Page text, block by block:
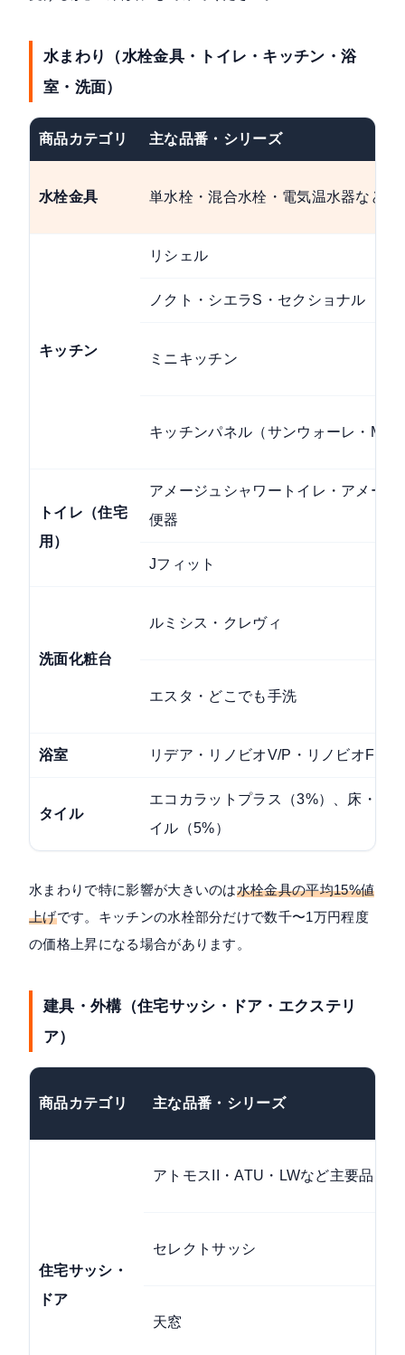
水まわり（水栓金具・トイレ・キッチン・浴
室・洗面）
商品カテゴリ 主な品番・シリーズ
水栓金具 単水栓・混合水栓・電気温水器など全
キッチン
リシェル
ノクト・シエラS・セクショナル
ミニキッチン
キッチンパネル（サンウォーレ・ME
トイレ（住宅
用）
アメージュシャワートイレ・アメージ
便器
Jフィット
洗面化粧台
ルミシス・クレヴィ
エスタ・どこでも手洗
浴室 リデア・リノビオV/P・リノビオFitな
タイル
エコカラットプラス（3%）、床・壁
イル（5%）
水まわりで特に影響が大きいのは水栓金具の平均15%値
上げです。キッチンの水栓部分だけで数千〜1万円程度
の価格上昇になる場合があります。
建具・外構（住宅サッシ・ドア・エクステリ
ア）
商品カテゴリ 主な品番・シリーズ
住宅サッシ・
ドア
アトモスII・ATU・LWなど主要品
セレクトサッシ
天窓